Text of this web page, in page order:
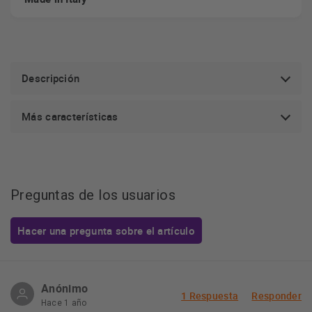
Descripción
Más características
Preguntas de los usuarios
Hacer una pregunta sobre el artículo
Anónimo
Hace 1 año
1 Respuesta Responder